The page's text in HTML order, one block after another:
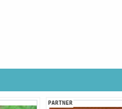
PARTNER